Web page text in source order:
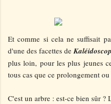
Et comme si cela ne suffisait
d'une des facettes de
plus loin, pour les plus jeunes
tous cas que ce prolongement
C'est un arbre : est-ce bien sûr ?